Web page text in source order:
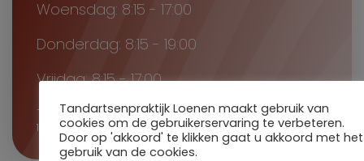
Woensdag: 8:15 - 17:00
Donderdag: 8:15 - 19:00
Vrijdag: 8:15 - 17:00
Telefonisch bereikbaar van 08:30 – 10:10,
10:30 – 12:30 en 13:30 – 16:00.
Tandartsenpraktijk Loenen maakt gebruik van
cookies om de gebruikerservaring te verbeteren.
Door op 'akkoord' te klikken gaat u akkoord met het
gebruik van de cookies.